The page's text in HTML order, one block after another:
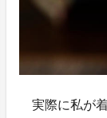
実際に私が